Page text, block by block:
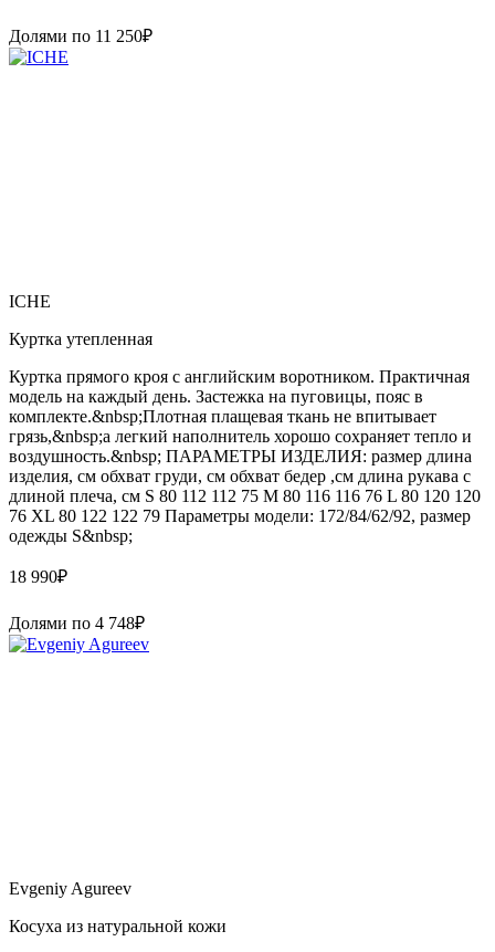
Долями по 11 250₽
ICHE
Куртка утепленная
Куртка прямого кроя с английским воротником. Практичная
модель на каждый день. Застежка на пуговицы, пояс в
комплекте.&nbsp;Плотная плащевая ткань не впитывает
грязь,&nbsp;а легкий наполнитель хорошо сохраняет тепло и
воздушность.&nbsp; ПАРАМЕТРЫ ИЗДЕЛИЯ: размер длина
изделия, см обхват груди, см обхват бедер ,см длина рукава с
длиной плеча, см S 80 112 112 75 M 80 116 116 76 L 80 120 120
76 XL 80 122 122 79 Параметры модели: 172/84/62/92, размер
одежды S&nbsp;
18 990₽
Долями по 4 748₽
Evgeniy Agureev
Косуха из натуральной кожи